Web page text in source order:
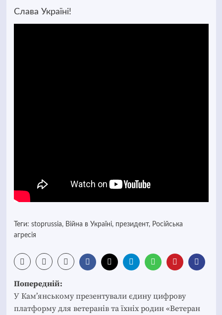
Слава Україні!
Теги: stoprussia, Війна в Україні, президент, Російська
агресія
Post
navigation
Попередній:
У Кам’янському презентували єдину цифрову
платформу для ветеранів та їхніх родин «Ветеран